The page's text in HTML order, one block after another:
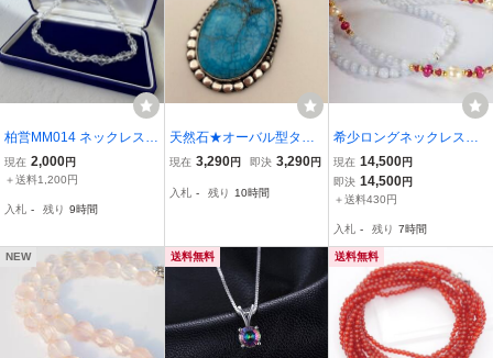
柏営MM014 ネックレス
クリスタル 多面カット ケ
ース付き ※サイズは画像
さい
現在 2,000円
＋送料1,200円
入札 - 残り 9時間
天然石★オーバル型ター
コイズのアンティーク調
ィースメンズネックレス
現在 3,290円 即決 3,290円
入札 - 残り 10時間
希少ロングネックレス！
甲府の一級研磨士が施し
た匠の逸品！K18（金ボ
ール入り）天然ルビー＆
ゲートネックレス98cm
現在 14,500円
即決 14,500円
＋送料430円
入札 - 残り 7時間
NEW 送料無料 送料無料